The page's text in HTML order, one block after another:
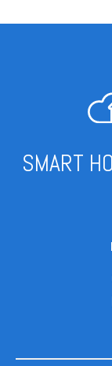
SMART